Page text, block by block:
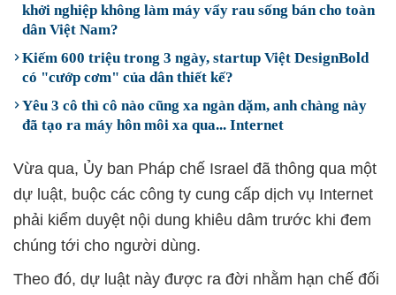
khởi nghiệp không làm máy vẩy rau sống bán cho toàn
dân Việt Nam?
Kiếm 600 triệu trong 3 ngày, startup Việt DesignBold
có "cướp cơm" của dân thiết kế?
Yêu 3 cô thì cô nào cũng xa ngàn dặm, anh chàng này
đã tạo ra máy hôn môi xa qua... Internet
Vừa qua, Ủy ban Pháp chế Israel đã thông qua một
dự luật, buộc các công ty cung cấp dịch vụ Internet
phải kiểm duyệt nội dung khiêu dâm trước khi đem
chúng tới cho người dùng.
Theo đó, dự luật này được ra đời nhằm hạn chế đối